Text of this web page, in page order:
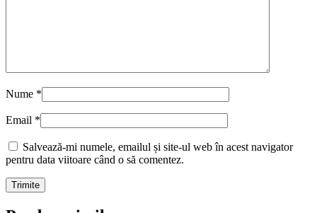
Nume *
Email *
Salvează-mi numele, emailul și site-ul web în acest navigator
pentru data viitoare când o să comentez.